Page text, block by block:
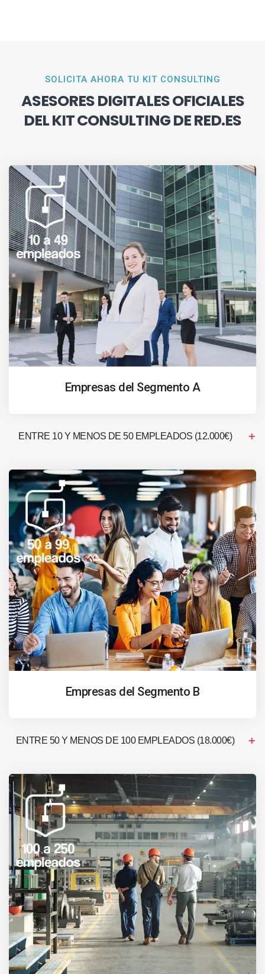
SOLICITA AHORA TU KIT CONSULTING
ASESORES DIGITALES OFICIALES
DEL KIT CONSULTING DE RED.ES
Empresas del Segmento A
ENTRE 10 Y MENOS DE 50 EMPLEADOS (12.000€)
Empresas del Segmento B
ENTRE 50 Y MENOS DE 100 EMPLEADOS (18.000€)